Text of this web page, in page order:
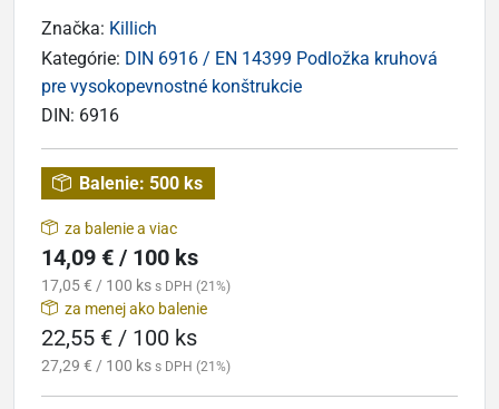
Značka: Killich
Kategórie: DIN 6916 / EN 14399 Podložka kruhová
pre vysokopevnostné konštrukcie
DIN: 6916
Balenie: 500 ks
za balenie a viac
14,09 € / 100 ks
17,05 € / 100 ks s DPH (21%)
za menej ako balenie
22,55 € / 100 ks
27,29 € / 100 ks s DPH (21%)